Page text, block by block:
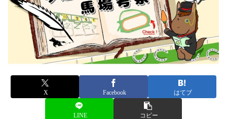
X Facebook はてブ
LINE コピー